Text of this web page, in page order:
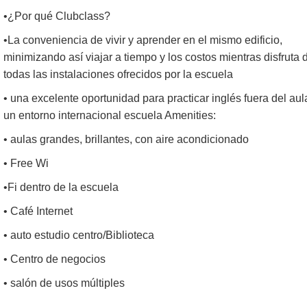
•¿Por qué Clubclass?
•La conveniencia de vivir y aprender en el mismo edificio,
minimizando así viajar a tiempo y los costos mientras disfruta
todas las instalaciones ofrecidos por la escuela
• una excelente oportunidad para practicar inglés fuera del
un entorno internacional escuela Amenities:
• aulas grandes, brillantes, con aire acondicionado
• Free Wi
•Fi dentro de la escuela
• Café Internet
• auto estudio centro/Biblioteca
• Centro de negocios
• salón de usos múltiples